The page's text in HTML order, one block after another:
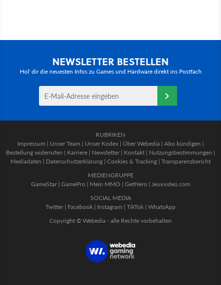
NEWSLETTER BESTELLEN
Hol' dir die neuesten Infos zu Games und Hardware direkt ins Postfach
RUBRIKEN
Impressum | Unser Team | Unser Kodex | Über Webedia | Abo kündigen |
Bestellung widerrufen | Karriere | Newsletter | Kontakt | Nutzungsbestimmungen |
Mediadaten | Datenschutzerklärung | Cookies & Tracking | Transparenzbericht
MEDIENGRUPPE
GameStar| GamePro | Mein MMO | GetHero | Jeuxvideo.com
SOCIAL MEDIA
Twitter | Facebook | Instagram | TikTok | WhatsApp
Copyright © Webedia - alle Rechte vorbehalten